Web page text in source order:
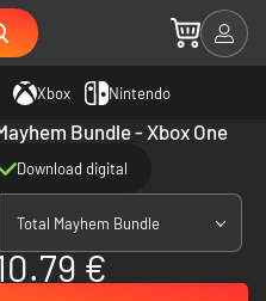
Xbox Nintendo
Bundle - Xbox One
Download digital
Total Mayhem Bundle
€